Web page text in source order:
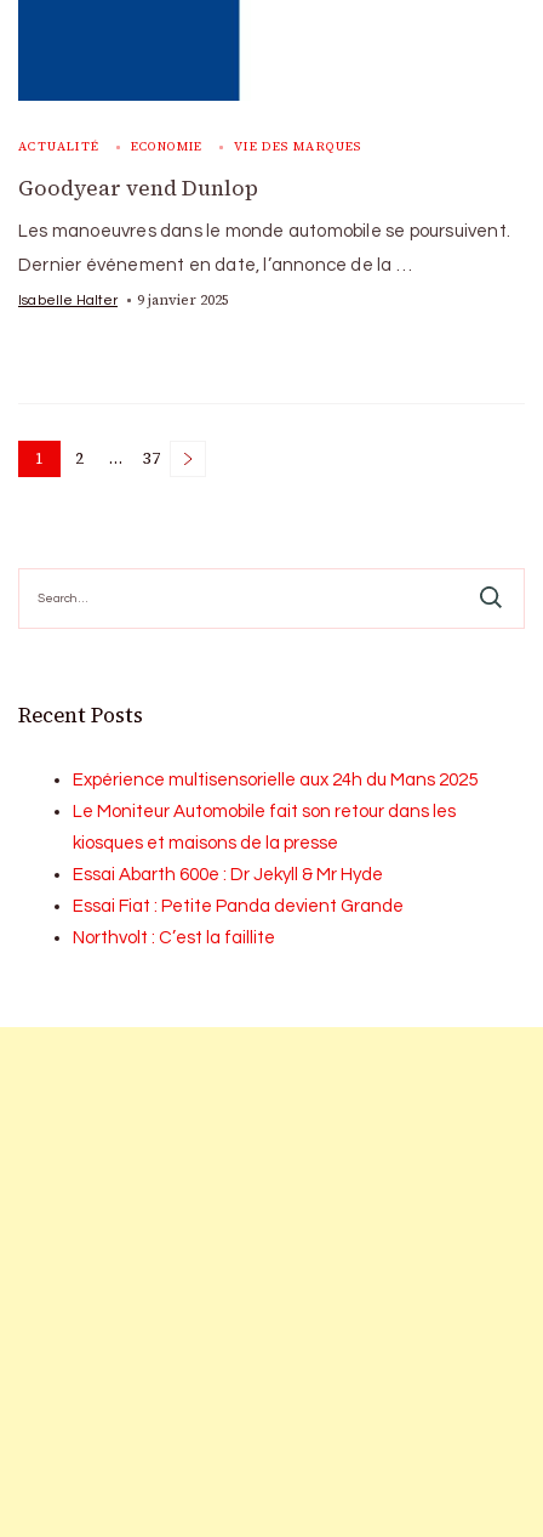
ACTUALITÉ ECONOMIE VIE DES MARQUES
Goodyear vend Dunlop
Les manoeuvres dans le monde automobile se poursuivent.
Dernier événement en date, l’annonce de la …
Isabelle Halter 9 janvier 2025
Posts
Page
1 Page
2 … Page
37
for:
Recent Posts
Expérience multisensorielle aux 24h du Mans 2025
Le Moniteur Automobile fait son retour dans les
kiosques et maisons de la presse
Essai Abarth 600e : Dr Jekyll & Mr Hyde
Essai Fiat : Petite Panda devient Grande
Northvolt : C’est la faillite